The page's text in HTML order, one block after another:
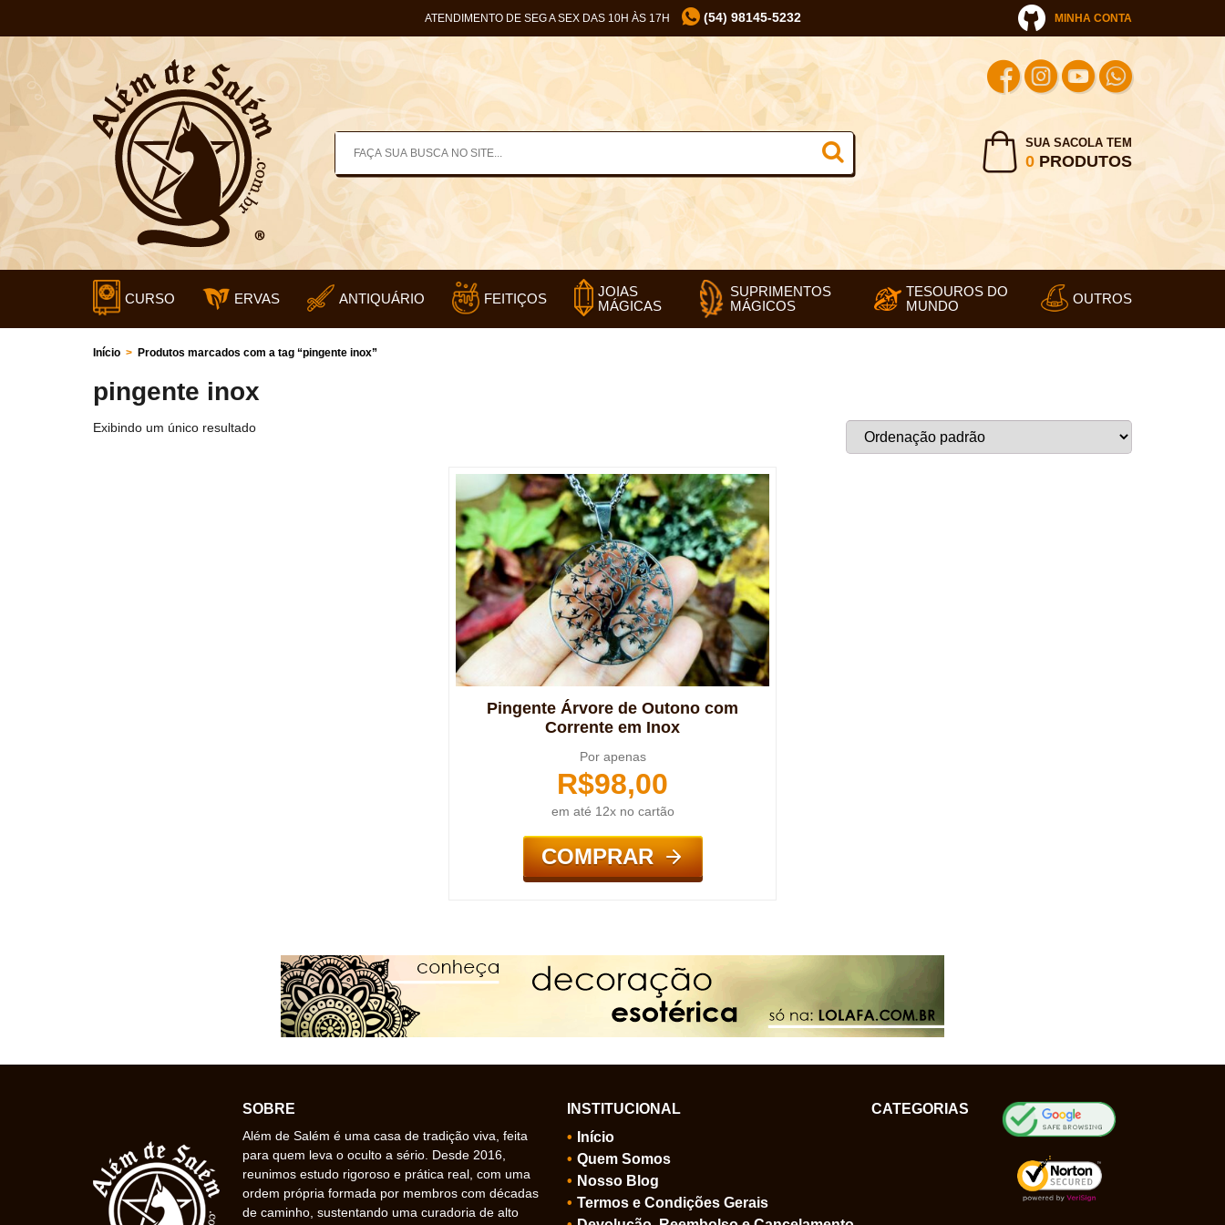
ATENDIMENTO DE SEG A SEX DAS 10H ÀS 17H (54) 98145-5232 MINHA CONTA
SUA SACOLA TEM
0PRODUTOS
CURSO ERVAS ANTIQUÁRIO FEITIÇOS
JOIAS
MÁGICAS
SUPRIMENTOS
MÁGICOS
TESOUROS DO
MUNDO
OUTROS
Início > Produtos marcados com a tag “pingente inox”
pingente inox
Exibindo um único resultado
Pingente Árvore de Outono com
Corrente em Inox
Por apenas
R$98,00
em até 12x no cartão
COMPRAR
SOBRE
Além de Salém é uma casa de tradição viva, feita
para quem leva o oculto a sério. Desde 2016,
reunimos estudo rigoroso e prática real, com uma
ordem própria formada por membros com décadas
de caminho, sustentando uma curadoria de alto
INSTITUCIONAL
Início
Quem Somos
Nosso Blog
Termos e Condições Gerais
CATEGORIAS